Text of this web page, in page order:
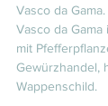
Vasco da
Vasco da Gama
mit
Gewürzhandel,
Wappenschild.